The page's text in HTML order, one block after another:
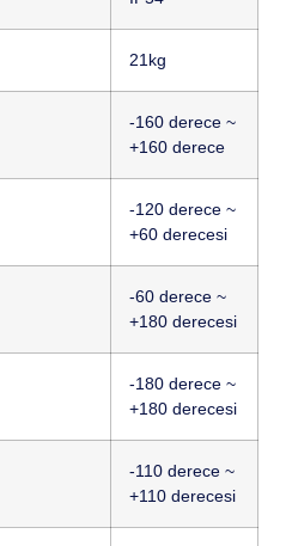
21kg
-160 derece ~
+160 derece
-120 derece ~
+60 derecesi
-60 derece ~
+180 derecesi
-180 derece ~
+180 derecesi
-110 derece ~
+110 derecesi